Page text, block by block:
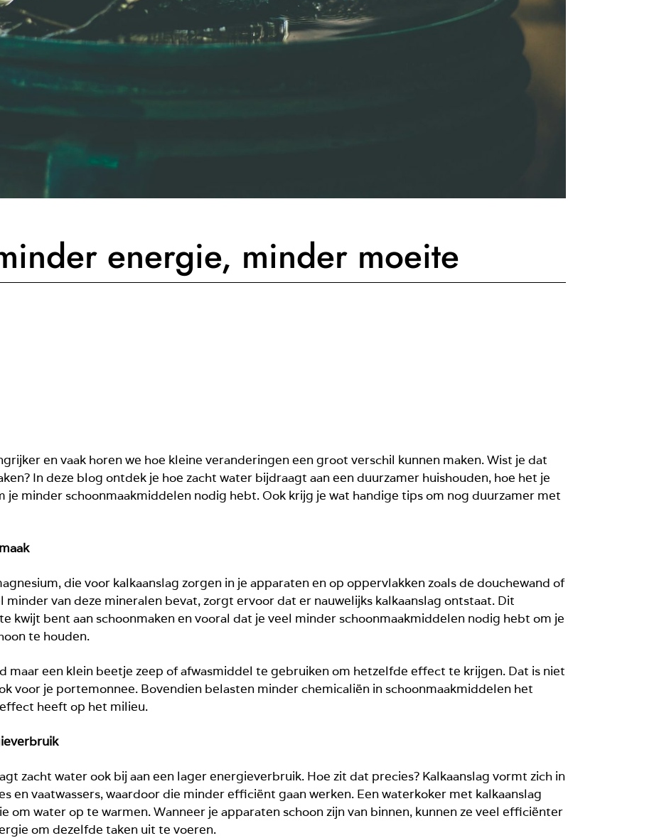
energie, minder moeite
en vaak horen we hoe kleine veranderingen een groot verschil kunnen maken. Wist je dat
In deze blog ontdek je hoe zacht water bijdraagt aan een duurzamer huishouden, hoe het je
je minder schoonmaakmiddelen nodig hebt. Ook krijg je wat handige tips om nog duurzamer met
die voor kalkaanslag zorgen in je apparaten en op oppervlakken zoals de douchewand of
minder van deze mineralen bevat, zorgt ervoor dat er nauwelijks kalkaanslag ontstaat. Dit
kwijt bent aan schoonmaken en vooral dat je veel minder schoonmaakmiddelen nodig hebt om je
te houden.
maar een klein beetje zeep of afwasmiddel te gebruiken om hetzelfde effect te krijgen. Dat is niet
voor je portemonnee. Bovendien belasten minder chemicaliën in schoonmaakmiddelen het
heeft op het milieu.
zacht water ook bij aan een lager energieverbruik. Hoe zit dat precies? Kalkaanslag vormt zich in
en vaatwassers, waardoor die minder efficiënt gaan werken. Een waterkoker met kalkaanslag
water op te warmen. Wanneer je apparaten schoon zijn van binnen, kunnen ze veel efficiënter
om dezelfde taken uit te voeren.